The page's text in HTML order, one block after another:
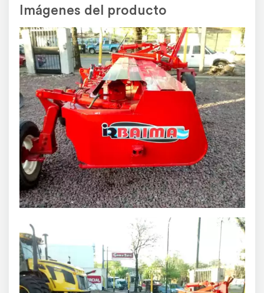
para conectar al tractor.
Capacidad de trabajo:Hasta 5 has. /hora.
Potencia requerida:70 a 75 HP.
Peso:Aproximadamente 1.650 Kg.
NUEVA!!
ENTREGA INMEDIATA!!
DISPONIBLE EN CHIVILCOY
PRECIO + IVA!!
Por cualquier consulta escribinos haciendo clic aquí
También podés contactarnos por WhatsApp
Agroads.com no vende y no participa en ninguna negociación, venta o
perfeccionamiento de operaciones de este aviso.
El usuario asume toda la responsabilidad por la publicación.
Denunciar
Imágenes del producto